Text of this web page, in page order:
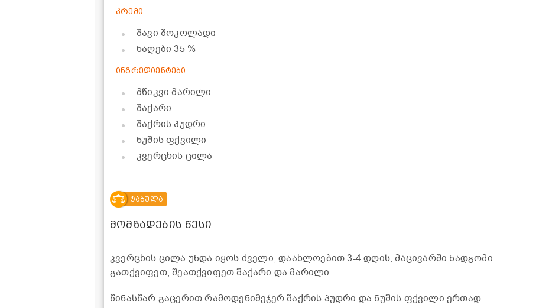
კრემი
შავი შოკოლადი
ნაღები 35 %
ინგრედიენტები
მწიკვი მარილი
შაქარი
შაქრის პუდრი
ნუშის ფქვილი
კვერცხის ცილა
ტაბულა
მომზადების წესი
კვერცხის ცილა უნდა იყოს ძველი, დაახლოებით 3-4 დღის, მაცივარში ნადგომი.
გათქვიფეთ, შეათქვიფეთ შაქარი და მარილი
წინასწარ გაცერით რამოდენიმეჯერ შაქრის პუდრი და ნუშის ფქვილი ერთად.